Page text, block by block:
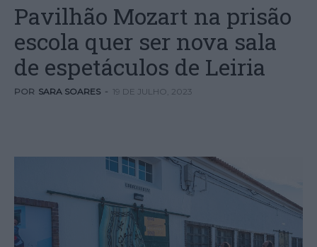
Pavilhão Mozart na prisão
escola quer ser nova sala
de espetáculos de Leiria
POR SARA SOARES - 19 DE JULHO, 2023